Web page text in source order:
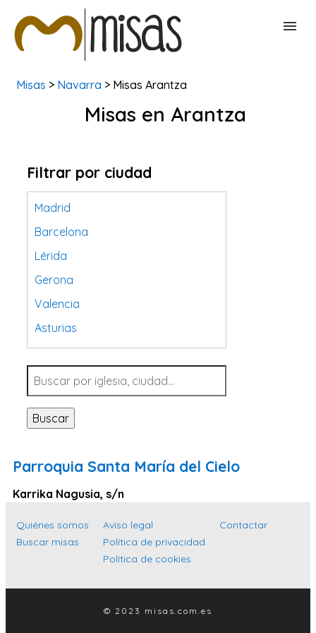
BUSCAR MISAS
Misas > Navarra > Misas Arantza
Misas en Arantza
Filtrar por ciudad
Madrid
Barcelona
Lérida
Gerona
Valencia
Asturias
Tarragona
Navarra
Valladolid
Sevilla
Santa Cruz de Tenerife
Cantabria
Islas Baleares
Las Palmas
Alicante
Buscar
Parroquia Santa María del Cielo
Karrika Nagusia, s/n
Quiénes somos
Buscar misas
Aviso legal
Política de privacidad
Política de cookies
Contactar
© 2023 misas.com.es